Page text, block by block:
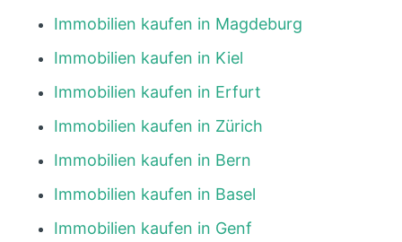
Immobilien kaufen in Magdeburg
Immobilien kaufen in Kiel
Immobilien kaufen in Erfurt
Immobilien kaufen in Zürich
Immobilien kaufen in Bern
Immobilien kaufen in Basel
Immobilien kaufen in Genf